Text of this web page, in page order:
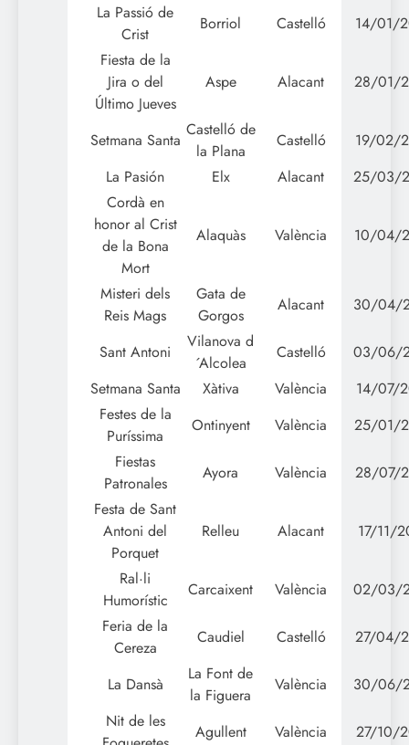
La Passió de
Crist
Borriol Castelló
14/01/
Fiesta de la
Jira o del
Último Jueves
Aspe Alacant 28/01/
Setmana Santa
Castelló de
la Plana
Castelló
19/02/
La Pasión
Elx Alacant
25/03/
Cordà en
honor al Crist
de la Bona
Mort
Alaquàs València 10/04/
Misteri dels
Reis Mags
Gata de
Gorgos
Alacant 30/04/
Sant Antoni
Vilanova d
´Alcolea
Castelló
03/06/
Setmana Santa
Xàtiva València
14/07/
Festes de la
Puríssima
Ontinyent València
25/01/
Fiestas
Patronales
Ayora València
28/07/
Festa de Sant
Antoni del
Porquet
Relleu Alacant 17/11/
Ral·li
Humorístic
Carcaixent València
02/03/
Feria de la
Cereza
Caudiel Castelló 27/04/
La Dansà
La Font de
la Figuera
València
30/06/
Nit de les
Agullent València
27/10/